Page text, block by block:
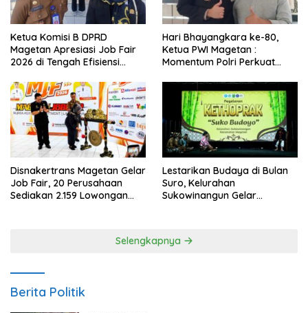
Ketua Komisi B DPRD
Magetan Apresiasi Job Fair
2026 di Tengah Efisiensi
Hari Bhayangkara ke-80,
Ketua PWI Magetan :
Momentum Polri Perkuat
Disnakertrans Magetan Gelar
Job Fair, 20 Perusahaan
Sediakan 2.159 Lowongan
Lestarikan Budaya di Bulan
Suro, Kelurahan
Sukowinangun Gelar
Selengkapnya
Berita Politik